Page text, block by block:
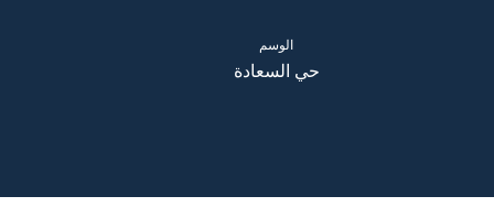
الوسم
حي السعادة